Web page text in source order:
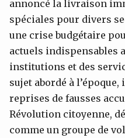
annoncé la livraison
spéciales pour divers
une crise budgétaire
actuels indispensables
institutions et des
sujet abordé à
reprises de fausses
Révolution citoyenne,
comme un groupe de